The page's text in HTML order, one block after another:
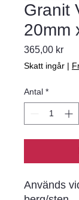
Granit
20mm
365,00 krPris
Skatt ingår |
Antal *
Används